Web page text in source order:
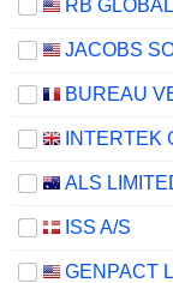
RB
JACOBS
BUREAU
INTERTEK
ALS
ISS A/S
GENPACT